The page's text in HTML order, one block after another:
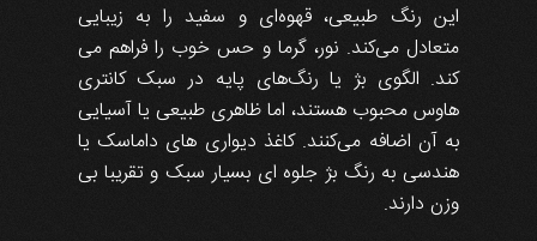
این رنگ طبیعی، قهوه‌ای و سفید را به زیبایی
متعادل می‌کند. نور، گرما و حس خوب را فراهم می
کند. الگوی بژ یا رنگ‌های پایه در سبک کانتری
هاوس محبوب هستند، اما ظاهری طبیعی یا آسیایی
به آن اضافه می‌کنند. کاغذ دیواری های داماسک یا
هندسی به رنگ بژ جلوه ای بسیار سبک و تقریبا بی
وزن دارند.